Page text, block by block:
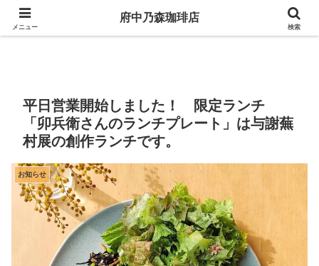
府中乃森珈琲店
平日営業開始しました！ 限定ランチ
「卯兵衛さんのランチプレート」は与謝蕪
村展の創作ランチです。
お知らせ
メニュー
府中乃森珈琲店
検索